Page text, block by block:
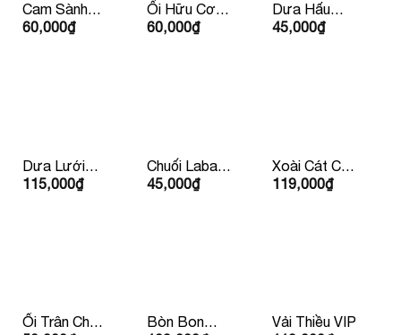
Cam Sành
Hữu Cơ Đức
60,000₫
Ổi Hữu Cơ
Ruột Trắng
60,000₫
Dưa Hấu
Không Hạt
45,000₫
Dưa Lưới
Vàng Huỳnh
115,000₫
Chuối Laba
Đà lạt
45,000₫
Xoài Cát Chu
Vàng
119,000₫
Ổi Trân Châu
Bòn Bon
Vải Thiều VIP